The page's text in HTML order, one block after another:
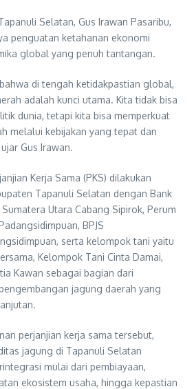
Selatan, Gus Irawan Pasaribu,
penguatan ketahanan ekonomi
global yang penuh tantangan.
di tengah ketidakpastian global,
adalah kunci utama. Kita tidak bisa
dunia, tetapi kita bisa memperkuat
melalui kebijakan yang tepat dan
Gus Irawan.
Kerja Sama (PKS) dilakukan
Tapanuli Selatan dengan Bank
Utara Cabang Sipirok, Perum
BPJS
serta kelompok tani yaitu
Kelompok Tani Cinta Damai,
Kawan sebagai bagian dari
jagung daerah yang
perjanjian kerja sama tersebut,
jagung di Tapanuli Selatan
mulai dari pembiayaan,
ekosistem usaha, hingga kepastian